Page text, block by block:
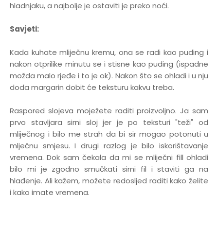
hladnjaku, a najbolje je ostaviti je preko noći.
Savjeti:
Kada kuhate mliječnu kremu, ona se radi kao puding i
nakon otprilike minutu se i stisne kao puding (ispadne
možda malo rjeđe i to je ok). Nakon što se ohladi i u nju
doda margarin dobit će teksturu kakvu treba.
Raspored slojeva moježete raditi proizvoljno. Ja sam
prvo stavljara sirni sloj jer je po teksturi "teži" od
mliječnog i bilo me strah da bi sir mogao potonuti u
mlječnu smjesu. I drugi razlog je bilo iskorištavanje
vremena. Dok sam čekala da mi se mliječni fill ohladi
bilo mi je zgodno smučkati sirni fil i staviti ga na
hlađenje. Ali kažem, možete redosljed raditi kako želite
i kako imate vremena.